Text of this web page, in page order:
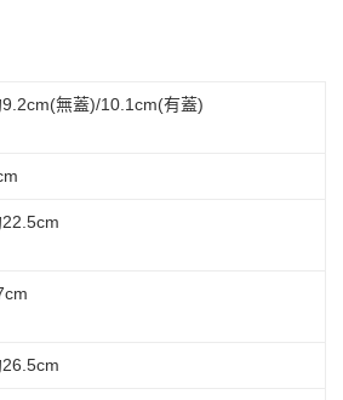
無蓋)/10.1cm(有蓋)